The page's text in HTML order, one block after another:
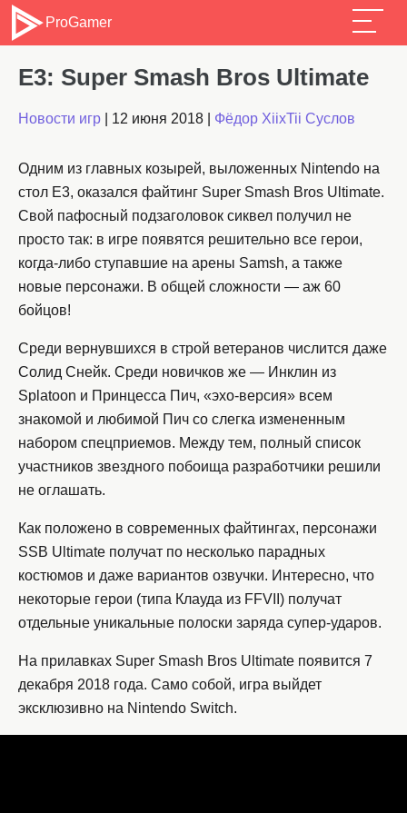
ProGamer
E3: Super Smash Bros Ultimate
Новости игр 12 июня 2018 Фёдор XiixTii Суслов
Одним из главных козырей, выложенных Nintendo на
стол E3, оказался файтинг Super Smash Bros Ultimate.
Свой пафосный подзаголовок сиквел получил не
просто так: в игре появятся решительно все герои,
когда-либо ступавшие на арены Samsh, а также
новые персонажи. В общей сложности — аж 60
бойцов!
Среди вернувшихся в строй ветеранов числится даже
Солид Снейк. Среди новичков же — Инклин из
Splatoon и Принцесса Пич, «эхо-версия» всем
знакомой и любимой Пич со слегка измененным
набором спецприемов. Между тем, полный список
участников звездного побоища разработчики решили
не оглашать.
Как положено в современных файтингах, персонажи
SSB Ultimate получат по несколько парадных
костюмов и даже вариантов озвучки. Интересно, что
некоторые герои (типа Клауда из FFVII) получат
отдельные уникальные полоски заряда супер-ударов.
На прилавках Super Smash Bros Ultimate появится 7
декабря 2018 года. Само собой, игра выйдет
эксклюзивно на Nintendo Switch.